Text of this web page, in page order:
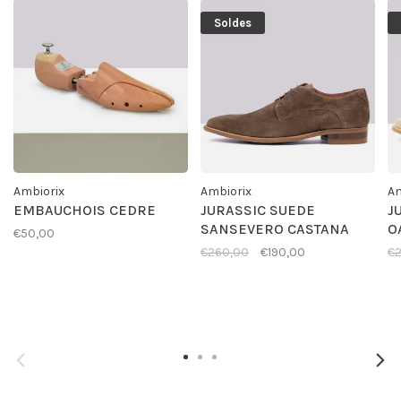
Ambiorix
EMBAUCHOIS CEDRE
€50,00
Soldes
Ambiorix
JURASSIC SUEDE
SANSEVERO CASTANA
€260,00 €190,00